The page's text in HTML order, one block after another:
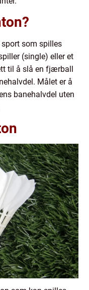
som spilles
(single) eller et
til å slå en fjærball
Målet er å
banehalvdel uten